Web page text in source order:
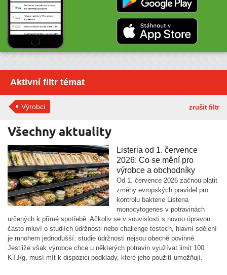
Aktivní filtr témat
zrušit filtr
Výrobci
Všechny aktuality
Listeria od 1. července
2026: Co se mění pro
výrobce a obchodníky
Od 1. července 2026 začnou platit
změny evropských pravidel pro
kontrolu bakterie Listeria
monocytogenes v potravinách
určených k přímé spotřebě. Ačkoliv se v souvislosti s novou úpravou
často mluví o studiích údržnosti nebo challenge testech, hlavní sdělení
je mnohem jednodušší: studie údržnosti nejsou obecně povinné.
Jestliže však výrobce chce u některých potravin využívat limit 100
KTJ/g, musí mít k dispozici podklady, které jeho použití umožňují.